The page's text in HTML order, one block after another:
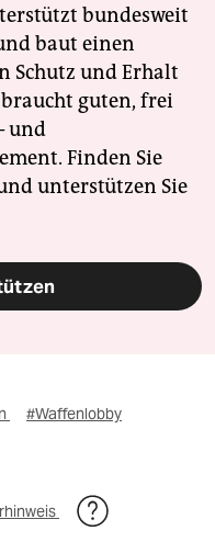
bundesweit
baut einen
Schutz und Erhalt
guten, frei
und
Finden Sie
unterstützen Sie
#Waffenlobby